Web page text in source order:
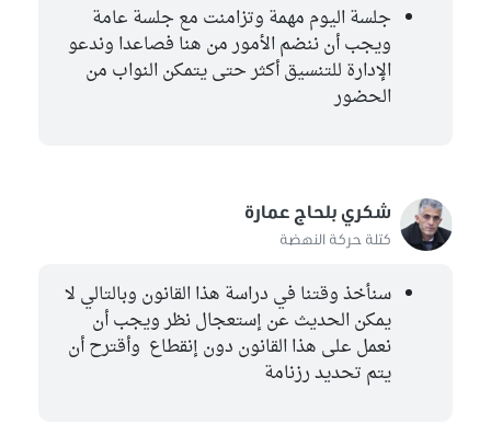
جلسة اليوم مهمة وتزامنت مع جلسة عامة
ويجب أن ننضم الأمور من هنا فصاعدا وندعو
الإدارة للتنسيق أكثر حتى يتمكن النواب من
الحضور
شكري بلحاج عمارة
كتلة حركة النهضة
سنأخذ وقتنا في دراسة هذا القانون وبالتالي لا
يمكن الحديث عن إستعجال نظر ويجب أن
نعمل على هذا القانون دون إنقطاع وأقترح أن
يتم تحديد رزنامة